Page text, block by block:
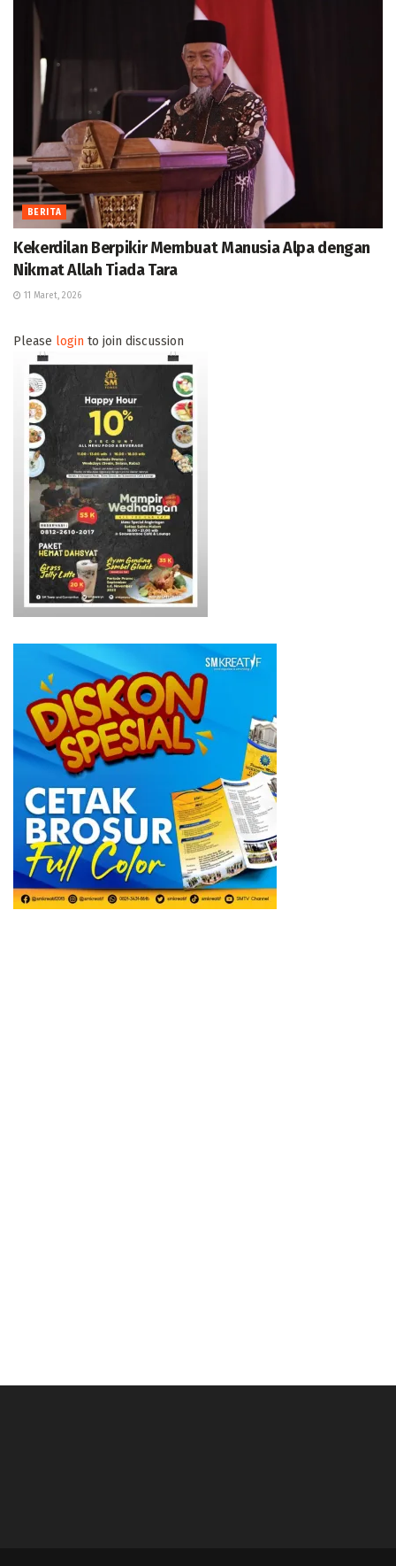
BERITA
Kekerdilan Berpikir Membuat Manusia Alpa dengan
Nikmat Allah Tiada Tara
11 Maret, 2026
Please login to join discussion